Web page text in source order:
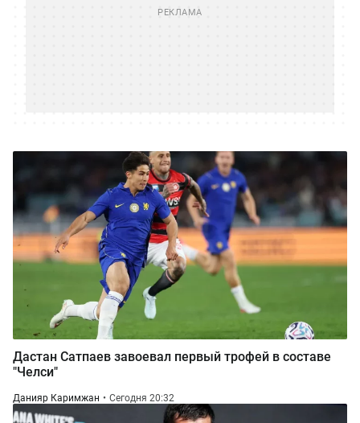
Дастан Сатпаев завоевал первый трофей в составе
"Челси"
Данияр Каримжан Сегодня 20:32